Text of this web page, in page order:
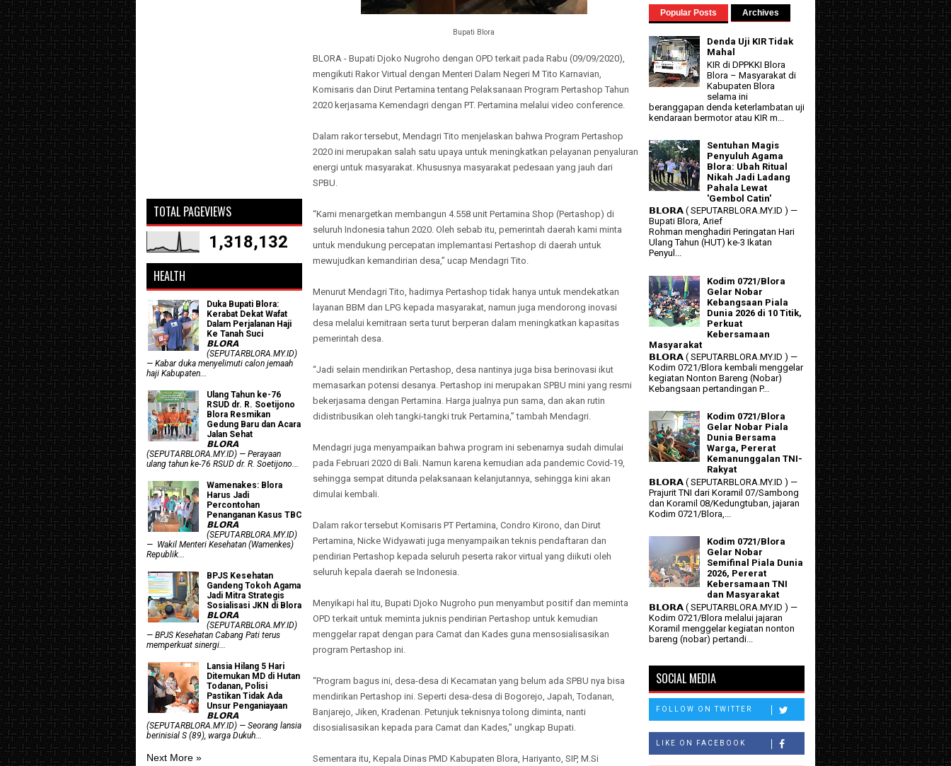
Bupati Blora
BLORA - Bupati Djoko Nugroho dengan OPD terkait pada Rabu (09/09/2020),
mengikuti Rakor Virtual dengan Menteri Dalam Negeri M Tito Karnavian,
Komisaris dan Dirut Pertamina tentang Pelaksanaan Program Pertashop Tahun
2020 kerjasama Kemendagri dengan PT. Pertamina melalui video conference.
Dalam rakor tersebut, Mendagri Tito menjelaskan bahwa Program Pertashop
2020 ini merupakan salah satu upaya untuk meningkatkan pelayanan penyaluran
energi untuk masyarakat. Khususnya masyarakat pedesaan yang jauh dari
SPBU.
“Kami menargetkan membangun 4.558 unit Pertamina Shop (Pertashop) di
seluruh Indonesia tahun 2020. Oleh sebab itu, pemerintah daerah kami minta
untuk mendukung percepatan implemantasi Pertashop di daerah untuk
mewujudkan kemandirian desa,” ucap Mendagri Tito.
Menurut Mendagri Tito, hadirnya Pertashop tidak hanya untuk mendekatkan
layanan BBM dan LPG kepada masyarakat, namun juga mendorong inovasi
desa melalui kemitraan serta turut berperan dalam meningkatkan kapasitas
pemerintah desa.
“Jadi selain mendirikan Pertashop, desa nantinya juga bisa berinovasi ikut
memasarkan potensi desanya. Pertashop ini merupakan SPBU mini yang resmi
bekerjasama dengan Pertamina. Harga jualnya pun sama, dan akan rutin
didistribusikan oleh tangki-tangki truk Pertamina,” tambah Mendagri.
Mendagri juga menyampaikan bahwa program ini sebenarnya sudah dimulai
pada Februari 2020 di Bali. Namun karena kemudian ada pandemic Covid-19,
sehingga sempat ditunda pelaksanaan kelanjutannya, sehingga kini akan
dimulai kembali.
Dalam rakor tersebut Komisaris PT Pertamina, Condro Kirono, dan Dirut
Pertamina, Nicke Widyawati juga menyampaikan teknis pendaftaran dan
pendirian Pertashop kepada seluruh peserta rakor virtual yang diikuti oleh
seluruh kepala daerah se Indonesia.
Menyikapi hal itu, Bupati Djoko Nugroho pun menyambut positif dan meminta
OPD terkait untuk meminta juknis pendirian Pertashop untuk kemudian
menggelar rapat dengan para Camat dan Kades guna mensosialisasikan
program Pertashop ini.
“Program bagus ini, desa-desa di Kecamatan yang belum ada SPBU nya bisa
mendirikan Pertashop ini. Seperti desa-desa di Bogorejo, Japah, Todanan,
Banjarejo, Jiken, Kradenan. Petunjuk teknisnya tolong diminta, nanti
disosialisasikan kepada para Camat dan Kades,” ungkap Bupati.
Sementara itu, Kepala Dinas PMD Kabupaten Blora, Hariyanto, SIP, M.Si
TOTAL PAGEVIEWS
1,318,132
HEALTH
Duka Bupati Blora:
Kerabat Dekat Wafat
Dalam Perjalanan Haji
Ke Tanah Suci
𝗕𝗟𝗢𝗥𝗔
(SEPUTARBLORA.MY.ID)
— Kabar duka menyelimuti calon jemaah
haji Kabupaten...
Ulang Tahun ke-76
RSUD dr. R. Soetijono
Blora Resmikan
Gedung Baru dan Acara
Jalan Sehat
𝗕𝗟𝗢𝗥𝗔
(SEPUTARBLORA.MY.ID) — Perayaan
ulang tahun ke-76 RSUD dr. R. Soetijono...
Wamenakes: Blora
Harus Jadi
Percontohan
Penanganan Kasus TBC
𝗕𝗟𝗢𝗥𝗔
(SEPUTARBLORA.MY.ID)
— Wakil Menteri Kesehatan (Wamenkes)
Republik...
BPJS Kesehatan
Gandeng Tokoh Agama
Jadi Mitra Strategis
Sosialisasi JKN di Blora
𝗕𝗟𝗢𝗥𝗔
(SEPUTARBLORA.MY.ID)
— BPJS Kesehatan Cabang Pati terus
memperkuat sinergi...
Lansia Hilang 5 Hari
Ditemukan MD di Hutan
Todanan, Polisi
Pastikan Tidak Ada
Unsur Penganiayaan
𝗕𝗟𝗢𝗥𝗔
(SEPUTARBLORA.MY.ID) — Seorang lansia
berinisial S (89), warga Dukuh...
Next More »
Popular Posts Archives
Denda Uji KIR Tidak
Mahal
KIR di DPPKKI Blora
Blora – Masyarakat di
Kabupaten Blora
selama ini
beranggapan denda keterlambatan uji
kendaraan bermotor atau KIR m...
Sentuhan Magis
Penyuluh Agama
Blora: Ubah Ritual
Nikah Jadi Ladang
Pahala Lewat
'Gembol Catin'
𝗕𝗟𝗢𝗥𝗔 ( SEPUTARBLORA.MY.ID ) —
Bupati Blora, Arief
Rohman menghadiri Peringatan Hari
Ulang Tahun (HUT) ke-3 Ikatan
Penyul...
Kodim 0721/Blora
Gelar Nobar
Kebangsaan Piala
Dunia 2026 di 10 Titik,
Perkuat
Kebersamaan
Masyarakat
𝗕𝗟𝗢𝗥𝗔 ( SEPUTARBLORA.MY.ID ) —
Kodim 0721/Blora kembali menggelar
kegiatan Nonton Bareng (Nobar)
Kebangsaan pertandingan P...
Kodim 0721/Blora
Gelar Nobar Piala
Dunia Bersama
Warga, Pererat
Kemanunggalan TNI-
Rakyat
𝗕𝗟𝗢𝗥𝗔 ( SEPUTARBLORA.MY.ID ) —
Prajurit TNI dari Koramil 07/Sambong
dan Koramil 08/Kedungtuban, jajaran
Kodim 0721/Blora,...
Kodim 0721/Blora
Gelar Nobar
Semifinal Piala Dunia
2026, Pererat
Kebersamaan TNI
dan Masyarakat
𝗕𝗟𝗢𝗥𝗔 ( SEPUTARBLORA.MY.ID ) —
Kodim 0721/Blora melalui jajaran
Koramil menggelar kegiatan nonton
bareng (nobar) pertandi...
SOCIAL MEDIA
FOLLOW ON TWITTER
LIKE ON FACEBOOK